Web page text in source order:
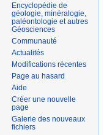
Encyclopédie de
géologie, minéralogie,
paléontologie et autres
Géosciences
Communauté
Actualités
Modifications récentes
Page au hasard
Aide
Créer une nouvelle
page
Galerie des nouveaux
fichiers